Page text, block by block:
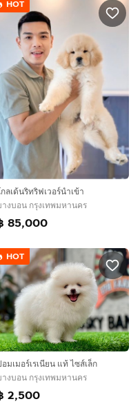
HOT
ลเด้นริทริฟเวอร์นำเข้า
งบอน กรุงเทพมหานคร
85,000
HOT
มเมอร์เรเนียน แท้ ไซส์เล็ก
งบอน กรุงเทพมหานคร
2,500